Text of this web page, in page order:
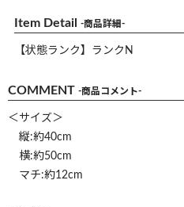
Item Detail -商品詳細-
【状態ランク】ランクN
COMMENT -商品コメント-
＜サイズ＞
縦:約40cm
横:約50cm
マチ:約12cm